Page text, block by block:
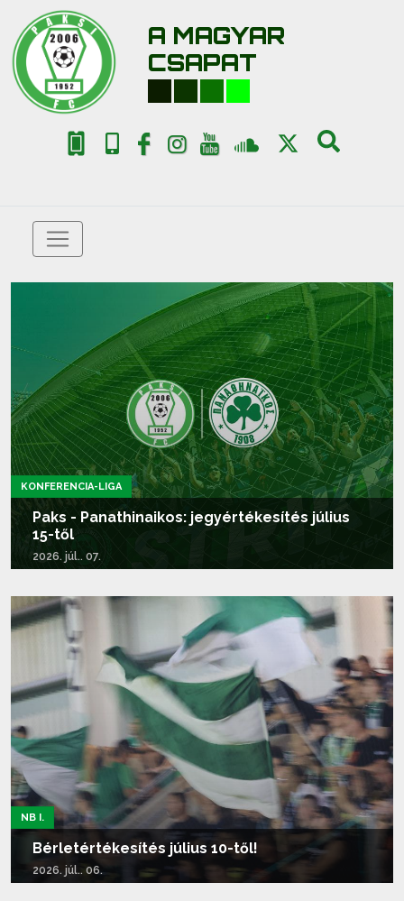
A MAGYAR
CSAPAT
KONFERENCIA-LIGA
Paks - Panathinaikos: jegyértékesítés július
15-től
2026. júl.. 07.
NB I.
Bérletértékesítés július 10-től!
2026. júl.. 06.